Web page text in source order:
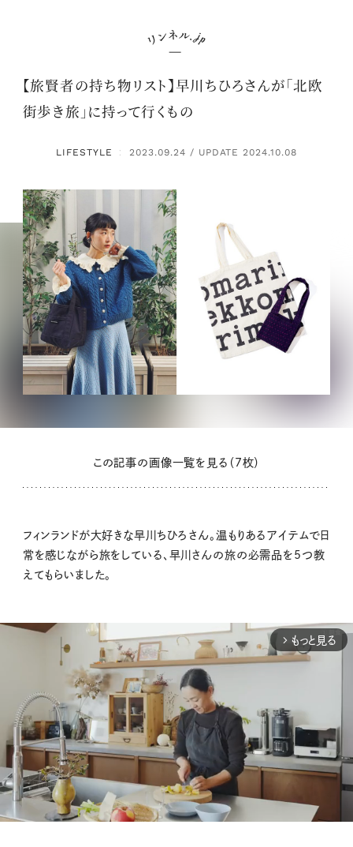
【旅賢者の持ち物リスト】早川ちひろさんが「北欧
街歩き旅」に持って行くもの
LIFESTYLE ： 2023.09.24 / UPDATE 2024.10.08
この記事の画像一覧を見る（7枚）
フィンランドが大好きな早川ちひろさん。温もりあるアイテムで日
常を感じながら旅をしている、早川さんの旅の必需品を5つ教
えてもらいました。
arrow_forward_ios もっと見る